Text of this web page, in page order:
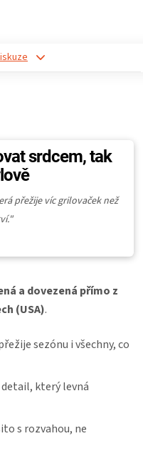
srdcem, tak
přežije víc grilovaček než
a dovezená přímo z
(USA).
sezónu i všechny, co
který levná
s rozvahou, ne